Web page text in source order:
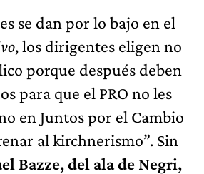
se dan por lo bajo en el
, los dirigentes eligen no
porque después deben
para que el PRO no les
en Juntos por el Cambio
al kirchnerismo”. Sin
Bazze, del ala de Negri,